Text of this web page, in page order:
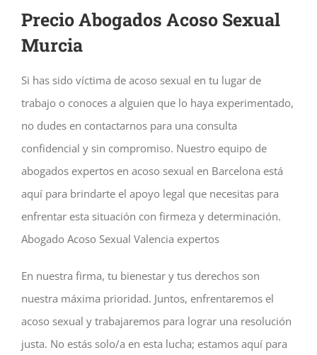
Precio Abogados Acoso Sexual
Murcia
Si has sido víctima de acoso sexual en tu lugar de
trabajo o conoces a alguien que lo haya experimentado,
no dudes en contactarnos para una consulta
confidencial y sin compromiso. Nuestro equipo de
abogados expertos en acoso sexual en Barcelona está
aquí para brindarte el apoyo legal que necesitas para
enfrentar esta situación con firmeza y determinación.
Abogado Acoso Sexual Valencia expertos
En nuestra firma, tu bienestar y tus derechos son
nuestra máxima prioridad. Juntos, enfrentaremos el
acoso sexual y trabajaremos para lograr una resolución
justa. No estás solo/a en esta lucha; estamos aquí para